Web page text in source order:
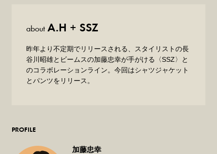
about A.H + SSZ
昨年より不定期でリリースされる、スタイリストの長
谷川昭雄とビームスの加藤忠幸が手がける〈SSZ〉と
のコラボレーションライン。今回はシャツジャケット
とパンツをリリース。
PROFILE
加藤忠幸